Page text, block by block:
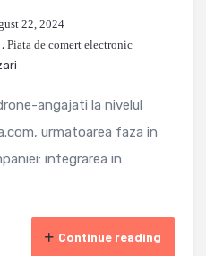
22, 2024
, Piata de comert electronic
angajati la nivelul
urmatoarea faza in
integrarea in
Continue reading